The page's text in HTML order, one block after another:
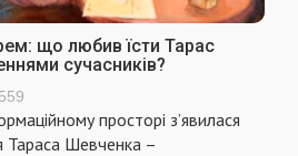
що любив їсти Тарас
сучасників?
просторі з’явилася
Тараса Шевченка –